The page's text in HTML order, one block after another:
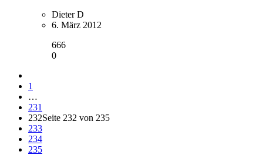
Dieter D
6. März 2012
666
0
1
…
231
232Seite 232 von 235
233
234
235